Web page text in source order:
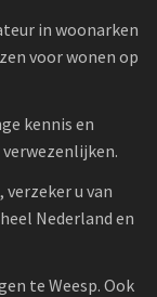
in woonarken
voor wonen op
kennis en
u van
Nederland en
te Weesp. Ook